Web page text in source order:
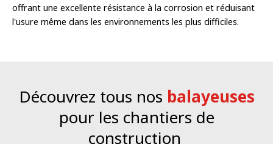
offrant une excellente résistance à la corrosion et réduisant
l'usure même dans les environnements les plus difficiles.
Découvrez tous nos balayeuses
pour les chantiers de
construction